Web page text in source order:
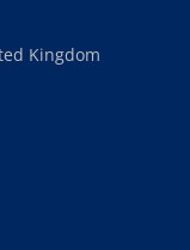
Kingdom